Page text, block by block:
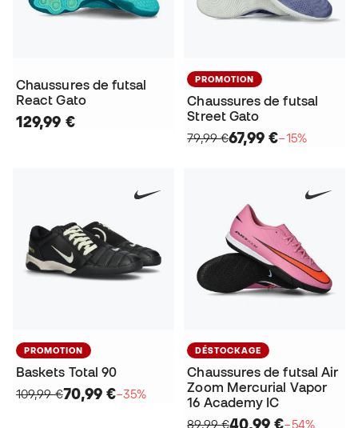
Chaussures de futsal
React Gato
129,99 €
PROMOTION
Chaussures de futsal
Street Gato
79,99 €67,99 €−15%
PROMOTION
Baskets Total 90
109,99 €70,99 €−35%
DÉSTOCKAGE
Chaussures de futsal Air
Zoom Mercurial Vapor
16 Academy IC
89,99 €40,99 €−54%